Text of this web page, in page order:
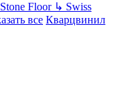
Stone Floor ↳ Swiss
все Кварцвинил